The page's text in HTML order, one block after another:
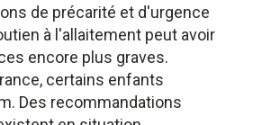
de précarité et d'urgence
à l'allaitement peut avoir
encore plus graves.
certains enfants
Des recommandations